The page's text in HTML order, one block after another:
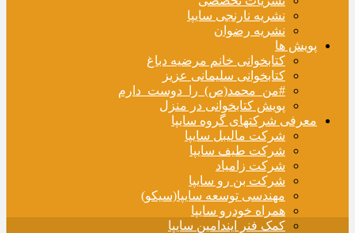
نشریه نارنجی سایپا
نشریه رضوان
پویش ها
کتابخوانی خانم مرضیه دباغ
کتابخوانی سلیمانی عزیز
#من_محمد(ص)_را_دوست_دارم
پویش کتابخوانی در منزل
معرفی شرکتهای گروه سایپا
شرکت مالیبل سایپا
شرکت طیف سایپا
شرکت زامیاد
شرکت بن رو سایپا
مهندسی توسعه سایپا(سیکو)
همراه خودرو سایپا
کمک فنر ایندامین سایپا